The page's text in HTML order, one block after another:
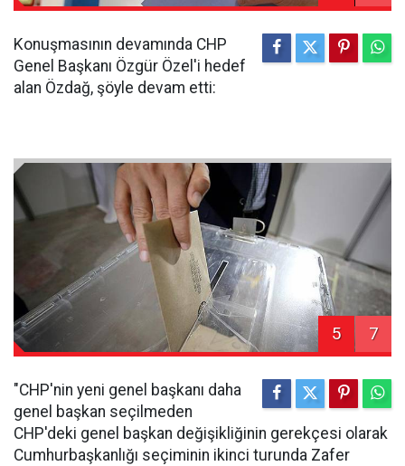
Konuşmasının devamında CHP
Genel Başkanı Özgür Özel'i hedef
alan Özdağ, şöyle devam etti:
5 7
"CHP'nin yeni genel başkanı daha
genel başkan seçilmeden
CHP'deki genel başkan değişikliğinin gerekçesi olarak
Cumhurbaşkanlığı seçiminin ikinci turunda Zafer